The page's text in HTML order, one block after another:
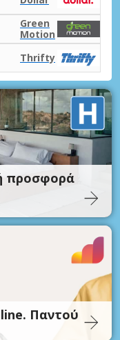
Green
Motion
Thrifty
προσφορά
Παντού